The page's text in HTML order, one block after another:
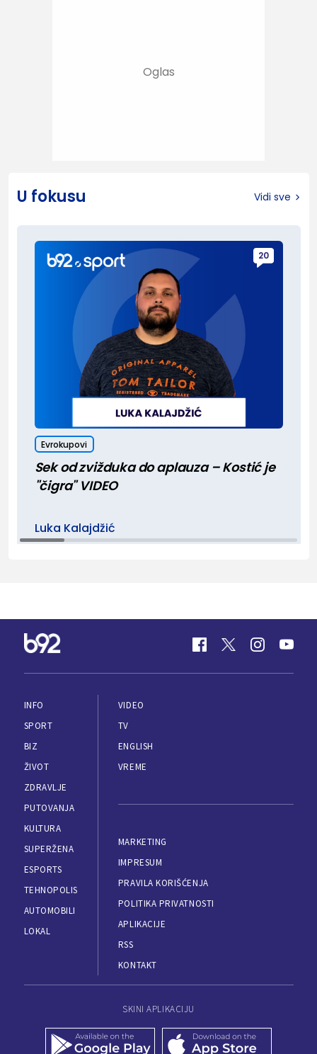
U fokusu Vidi sve
20
Evrokupovi
Sek od zvižduka do aplauza – Kostić je
"čigra" VIDEO
Luka Kalajdžić
INFO
SPORT
BIZ
ŽIVOT
ZDRAVLJE
PUTOVANJA
KULTURA
SUPERŽENA
ESPORTS
TEHNOPOLIS
AUTOMOBILI
LOKAL
VIDEO
TV
ENGLISH
VREME
MARKETING
IMPRESUM
PRAVILA KORIŠĆENJA
POLITIKA PRIVATNOSTI
APLIKACIJE
RSS
KONTAKT
SKINI APLIKACIJU